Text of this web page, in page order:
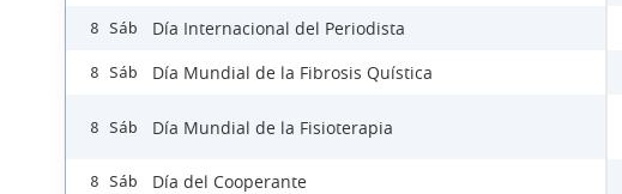
8 Sáb Día Internacional del Periodista
8 Sáb Día Mundial de la Fibrosis Quística
8 Sáb Día Mundial de la Fisioterapia
8 Sáb Día del Cooperante